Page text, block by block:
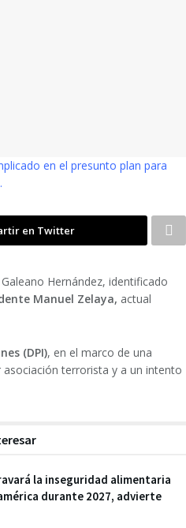
en el presunto plan para
en Twitter
Hernández, identificado
Manuel Zelaya, actual
(DPI), en el marco de una
terrorista y a un intento
la inseguridad alimentaria
durante 2027, advierte